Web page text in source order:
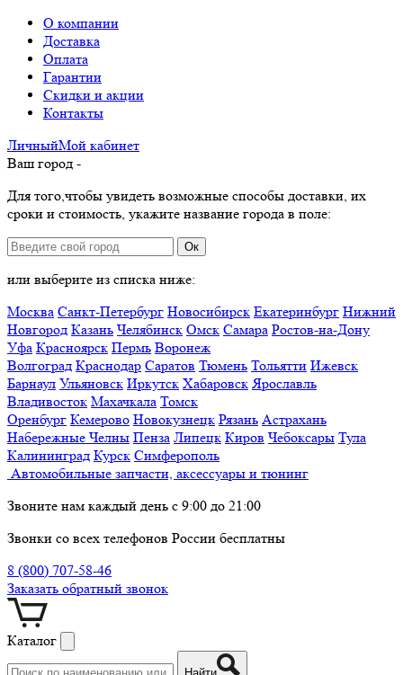
О компании
Доставка
Оплата
Гарантии
Скидки и акции
Контакты
ЛичныйМой кабинет
Ваш город -
Для того,чтобы увидеть возможные способы доставки, их
сроки и стоимость, укажите название города в поле:
Ок
или выберите из списка ниже:
Москва Санкт-Петербург Новосибирск Екатеринбург Нижний
Новгород Казань Челябинск Омск Самара Ростов-на-Дону
Уфа Красноярск Пермь Воронеж
Волгоград Краснодар Саратов Тюмень Тольятти Ижевск
Барнаул Ульяновск Иркутск Хабаровск Ярославль
Владивосток Махачкала Томск
Оренбург Кемерово Новокузнецк Рязань Астрахань
Набережные Челны Пенза Липецк Киров Чебоксары Тула
Калининград Курск Симферополь
Автомобильные запчасти, аксессуары и тюнинг
Звоните нам каждый день с 9:00 до 21:00
Звонки со всех телефонов России бесплатны
8 (800) 707-58-46
Заказать обратный звонок
Каталог